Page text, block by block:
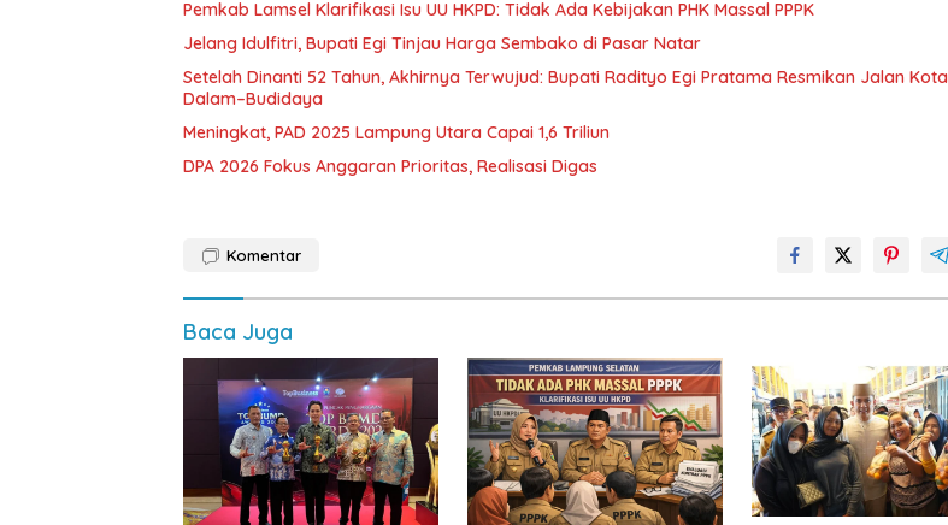
Pemkab Lamsel Klarifikasi Isu UU HKPD: Tidak Ada Kebijakan PHK Massal PPPK
Jelang Idulfitri, Bupati Egi Tinjau Harga Sembako di Pasar Natar
Setelah Dinanti 52 Tahun, Akhirnya Terwujud: Bupati Radityo Egi Pratama Resmikan Jalan Kota
Dalam–Budidaya
Meningkat, PAD 2025 Lampung Utara Capai 1,6 Triliun
DPA 2026 Fokus Anggaran Prioritas, Realisasi Digas
Komentar
Baca Juga